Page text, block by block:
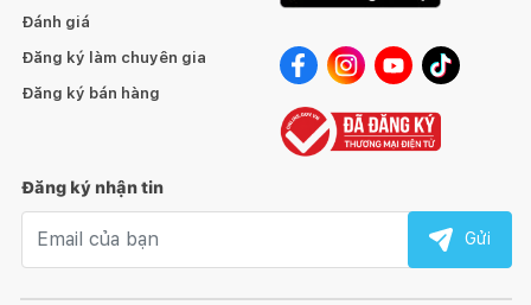
Đánh giá
Đăng ký làm chuyên gia
Đăng ký bán hàng
Đăng ký nhận tin
Gửi